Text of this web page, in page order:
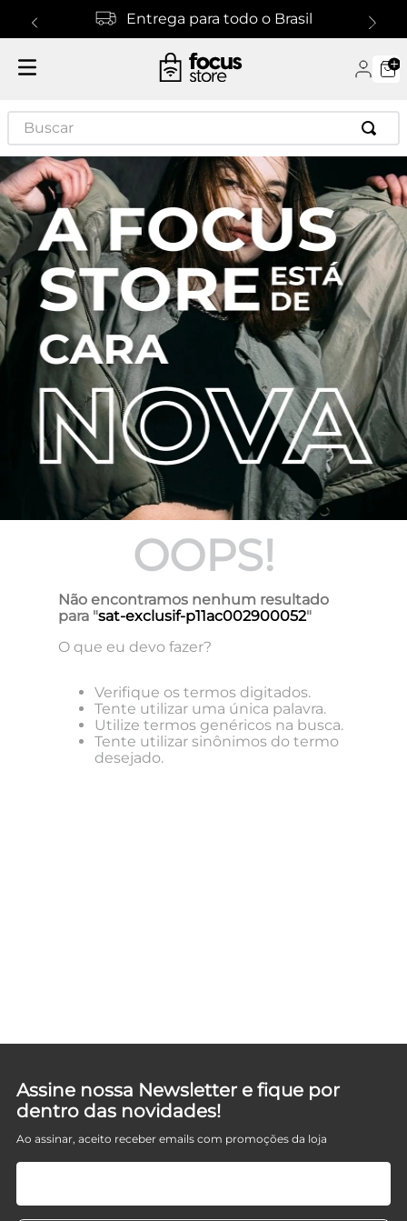
Entrega para todo o Brasil
Buscar
OOPS!
Não encontramos nenhum resultado
para "sat-exclusif-p11ac002900052"
O que eu devo fazer?
Verifique os termos digitados.
Tente utilizar uma única palavra.
Utilize termos genéricos na busca.
Tente utilizar sinônimos do termo
desejado.
Assine nossa Newsletter e fique por
dentro das novidades!
Ao assinar, aceito receber emails com promoções da loja